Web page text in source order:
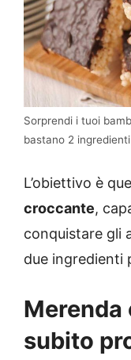
Sorprendi i tuoi
bastano 2
L’obiettivo è
croccante,
conquistare gli
due ingredienti
Merenda
subito